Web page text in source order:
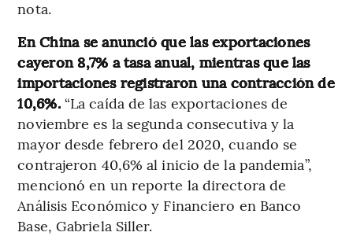
nota.
En China se anunció que las exportaciones
cayeron 8,7% a tasa anual, mientras que las
importaciones registraron una contracción de
10,6%.“La caída de las exportaciones de
noviembre es la segunda consecutiva y la
mayor desde febrero del 2020, cuando se
contrajeron 40,6% al inicio de la pandemia”,
mencionó en un reporte la directora de
Análisis Económico y Financiero en Banco
Base, Gabriela Siller.